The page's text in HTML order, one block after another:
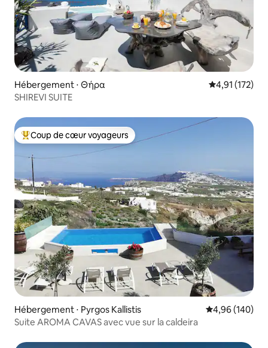
Hébergement ⋅ Θήρα Évaluation
4,91 (172)
SHIREVI SUITE
Coups de cœur voyageurs les plus appréciés
Coup de cœur voyageurs
Hébergement ⋅ Pyrgos Kallistis Évaluation
4,96 (140)
Suite AROMA CAVAS avec vue sur la caldeira